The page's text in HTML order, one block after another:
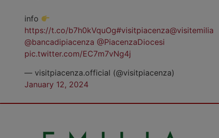
info
https://t.co/b7h0kVquOg#visitpiacenza@visitemilia
@bancadipiacenza @PiacenzaDiocesi
pic.twitter.com/EC7m7vNg4j
— visitpiacenza.official (@visitpiacenza)
January 12, 2024